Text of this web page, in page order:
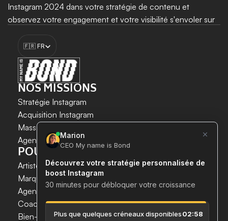
Instagram 2024 dans votre stratégie de contenu et
observez votre engagement et votre visibilité s'envoler sur
lnstagram, faites appel à
Booster ma croissance
LA CROISSANCE INSTAGRAM
EN TOUTE SÉCURITÉ ET SIMPLICITÉ.
Gagnez du temps.
Gagnez de nouveaux clients.
Boostez votre croissance maintenant.
🇫🇷 FR
NOS MISSIONS
Stratégie Instagram
Acquisition Instagram
Mass DM Instagram
Agent IA Instagram
POUR QUI ?
Artistes & Créateurs
Marques & E-commerces
Agences de communication
Coachs & Experts
Bien-être & Santé